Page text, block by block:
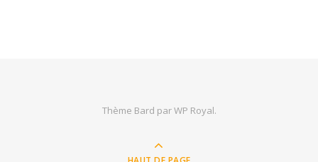
Thème Bard parWP Royal.